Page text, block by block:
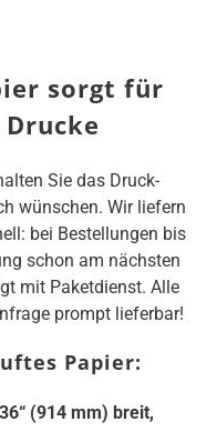
sorgt für
Sie das Druck-
wünschen. Wir liefern
bei Bestellungen bis
schon am nächsten
mit Paketdienst. Alle
prompt lieferbar!
Papier:
(914 mm) breit,